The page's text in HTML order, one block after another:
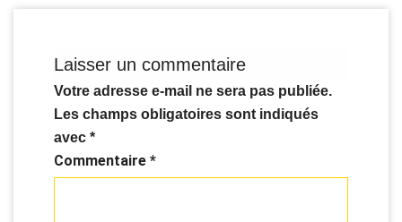
Laisser un commentaire
Votre adresse e-mail ne sera pas publiée.
Les champs obligatoires sont indiqués
avec *
Commentaire *